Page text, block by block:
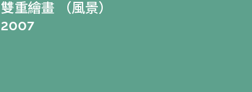
雙重繪畫 （風景）
2007